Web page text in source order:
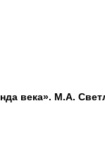
века». М.А.